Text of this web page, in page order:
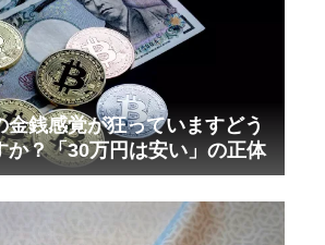
金銭感覚が狂っていますどう
か？「30万円は安い」の正体